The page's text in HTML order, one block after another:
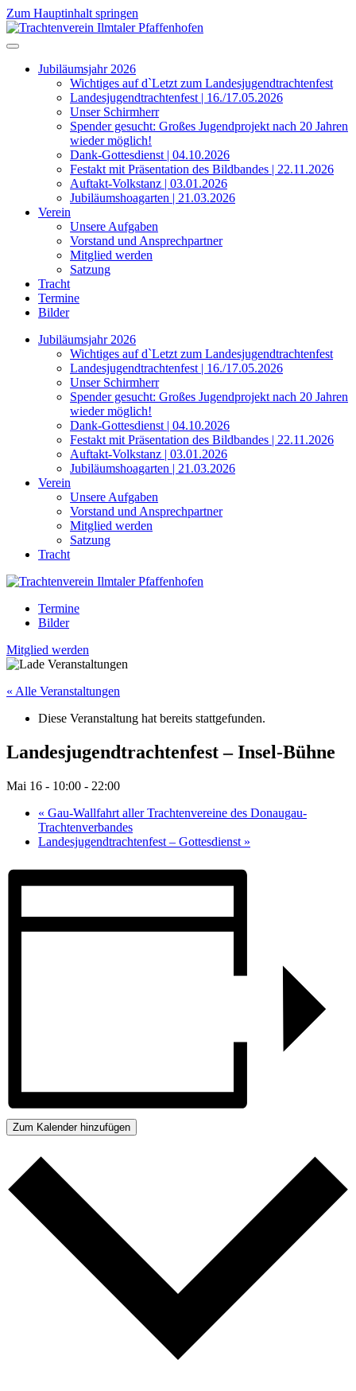
Zum Hauptinhalt springen
Jubiläumsjahr 2026
Wichtiges auf d`Letzt zum Landesjugendtrachtenfest
Landesjugendtrachtenfest | 16./17.05.2026
Unser Schirmherr
Spender gesucht: Großes Jugendprojekt nach 20 Jahren
wieder möglich!
Dank-Gottesdienst | 04.10.2026
Festakt mit Präsentation des Bildbandes | 22.11.2026
Auftakt-Volkstanz | 03.01.2026
Jubiläumshoagarten | 21.03.2026
Verein
Unsere Aufgaben
Vorstand und Ansprechpartner
Mitglied werden
Satzung
Tracht
Termine
Bilder
Jubiläumsjahr 2026
Wichtiges auf d`Letzt zum Landesjugendtrachtenfest
Landesjugendtrachtenfest | 16./17.05.2026
Unser Schirmherr
Spender gesucht: Großes Jugendprojekt nach 20 Jahren
wieder möglich!
Dank-Gottesdienst | 04.10.2026
Festakt mit Präsentation des Bildbandes | 22.11.2026
Auftakt-Volkstanz | 03.01.2026
Jubiläumshoagarten | 21.03.2026
Verein
Unsere Aufgaben
Vorstand und Ansprechpartner
Mitglied werden
Satzung
Tracht
Termine
Bilder
Mitglied werden
« Alle Veranstaltungen
Diese Veranstaltung hat bereits stattgefunden.
Landesjugendtrachtenfest – Insel-Bühne
Mai 16 - 10:00 - 22:00
« Gau-Wallfahrt aller Trachtenvereine des Donaugau-
Trachtenverbandes
Landesjugendtrachtenfest – Gottesdienst »
Zum Kalender hinzufügen